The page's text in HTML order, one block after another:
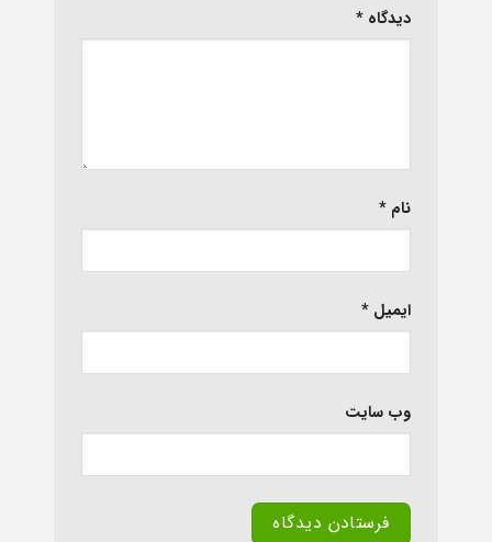
دیدگاه *
نام *
ایمیل *
وب‌ سایت